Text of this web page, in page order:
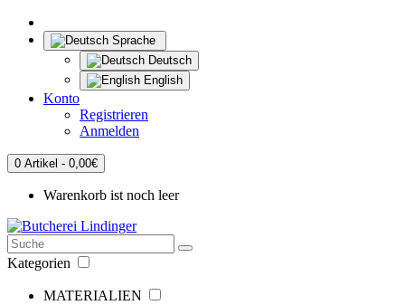
Sprache
Deutsch
English
Konto
Registrieren
Anmelden
0 Artikel - 0,00€
Warenkorb ist noch leer
Kategorien
MATERIALIEN